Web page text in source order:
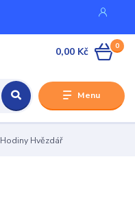
Menu
0
0,00 Kč
Hodiny Hvězdář